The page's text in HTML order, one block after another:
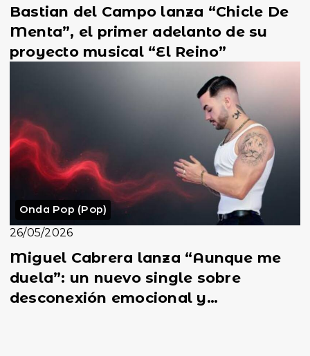
Bastian del Campo lanza “Chicle De
Menta”, el primer adelanto de su
proyecto musical “El Reino”
Onda Pop (Pop)
26/05/2026
Miguel Cabrera lanza “Aunque me
duela”: un nuevo single sobre
desconexión emocional y